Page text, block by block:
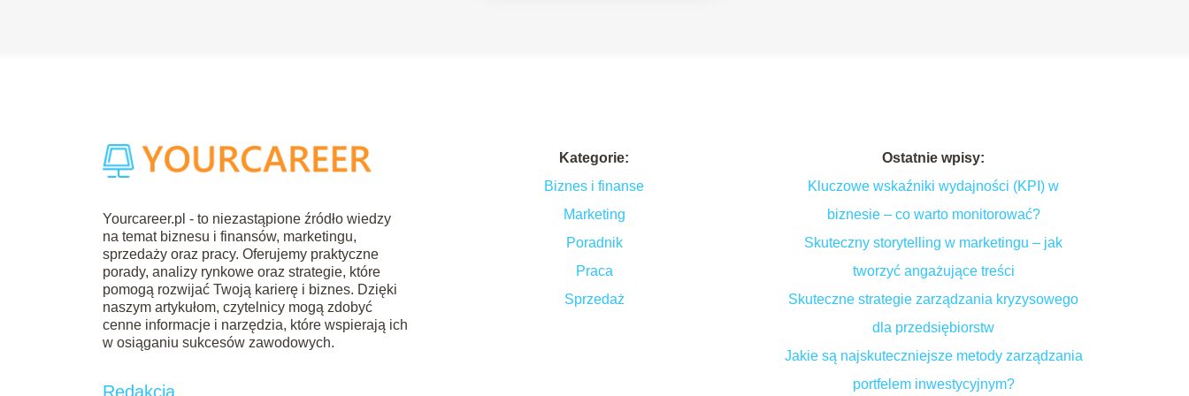
Yourcareer.pl - to niezastąpione źródło wiedzy
na temat biznesu i finansów, marketingu,
sprzedaży oraz pracy. Oferujemy praktyczne
porady, analizy rynkowe oraz strategie, które
pomogą rozwijać Twoją karierę i biznes. Dzięki
naszym artykułom, czytelnicy mogą zdobyć
cenne informacje i narzędzia, które wspierają ich
w osiąganiu sukcesów zawodowych.
Redakcja
Kategorie:
Biznes i finanse
Marketing
Poradnik
Praca
Sprzedaż
Ostatnie wpisy:
Kluczowe wskaźniki wydajności (KPI) w
biznesie – co warto monitorować?
Skuteczny storytelling w marketingu – jak
tworzyć angażujące treści
Skuteczne strategie zarządzania kryzysowego
dla przedsiębiorstw
Jakie są najskuteczniejsze metody zarządzania
portfelem inwestycyjnym?